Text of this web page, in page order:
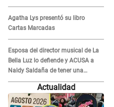
grabar"
Agatha Lys presentó su libro
Cartas Marcadas
Esposa del director musical de La
Bella Luz lo defiende y ACUSA a
Naldy Saldaña de tener una
relación con él y otros integrantes
Actualidad